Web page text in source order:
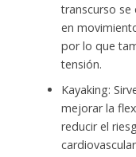
transcurso se
en
por lo que
tensión.
Kayaking:
mejorar la
reducir el